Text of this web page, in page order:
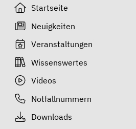
Startseite
Neuigkeiten
Veranstaltungen
Wissenswertes
Videos
Notfallnummern
Downloads